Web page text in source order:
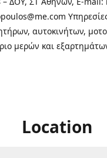
αυτοκινήτων,
μερών και
Location